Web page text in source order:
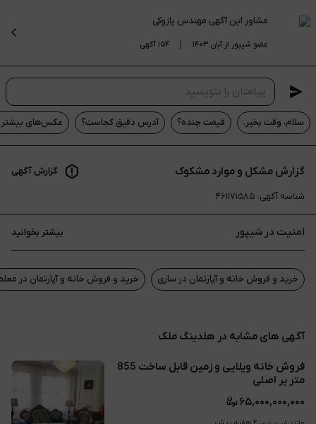
مشاور این آگهی مهندس پازوکی
عضو شیپور از آبان ۱۴۰۳ ۱۵۴ آگهی
سلام، وقت بخیر. قیمت چنده؟ آدرس دقیق کجاست؟ عکس‌های بیشتر
گزارش مشکل و موارد مشکوک گزارش آگهی
شناسه آگهی: ۴۶۱۱۷۱۵۸۵
امنیت در شیپور بیشتر بخوانید
خرید و فروش خانه و آپارتمان در ساری خرید و فروش خانه و آپارتمان در
آگهی های مشابه در هلدینگ ملک
فروش خانه ویلایی و زمین قابل ساخت 855
متر بر اصلی
۶۵,۰۰۰,۰۰۰,۰۰۰